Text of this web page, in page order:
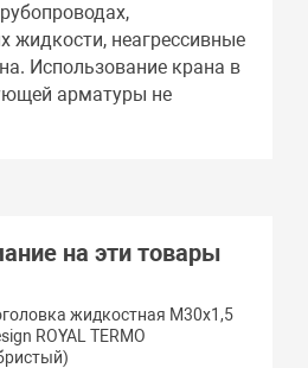
жидкости, неагрессивные
Использование крана в
арматуры не
на эти товары
жидкостная М30х1,5
ROYAL TERMO